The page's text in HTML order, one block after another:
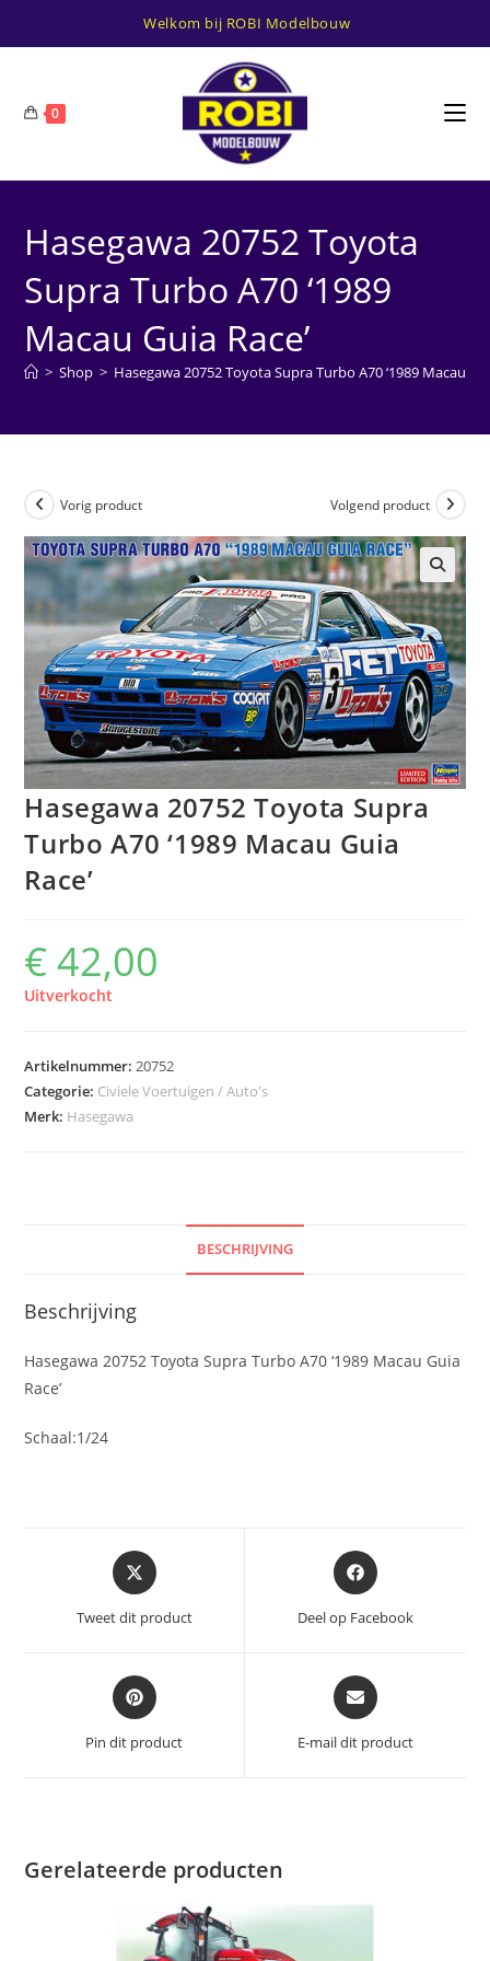
Welkom bij ROBI Modelbouw
0
Hasegawa 20752 Toyota
Supra Turbo A70 ‘1989
Macau Guia Race’
> Shop > Hasegawa 20752 Toyota Supra Turbo A70 ‘1989 Macau
Vorig product Volgend product
Hasegawa 20752 Toyota Supra
Turbo A70 ‘1989 Macau Guia
Race’
€ 42,00
Uitverkocht
Artikelnummer:20752
Categorie: Civiele Voertuigen / Auto's
Merk: Hasegawa
BESCHRIJVING
Beschrijving
Hasegawa 20752 Toyota Supra Turbo A70 ‘1989 Macau Guia
Race’
Schaal:1/24
Opent
in
nieuw
Tweet dit product
Opent
in
nieuw
Deel op Facebook
Opent
in
nieuw
Pin dit product
Opent
in
nieuw
E-mail dit product
Gerelateerde producten